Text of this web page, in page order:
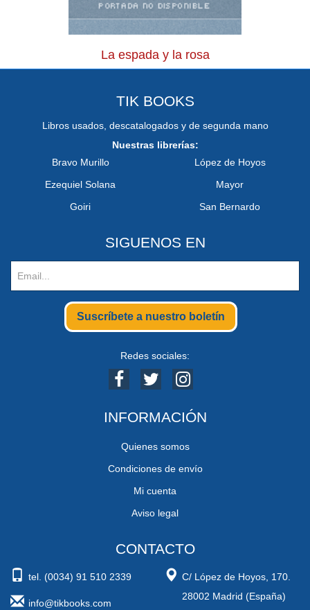
La espada y la rosa
TIK BOOKS
Libros usados, descatalogados y de segunda mano
Nuestras librerías:
Bravo Murillo
Ezequiel Solana
Goiri
López de Hoyos
Mayor
San Bernardo
SIGUENOS EN
Suscríbete a nuestro boletín
Redes sociales:
INFORMACIÓN
Quienes somos
Condiciones de envío
Mi cuenta
Aviso legal
CONTACTO
tel. (0034) 91 510 2339
info@tikbooks.com
C/ López de Hoyos, 170.
28002 Madrid (España)